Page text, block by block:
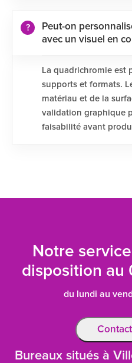
Peut-on
avec un visuel en
La quadrichromie est
supports et formats.
matériau et de la
validation graphique
faisabilité avant
Notre
disposition au
du lundi au
Bureaux situés à